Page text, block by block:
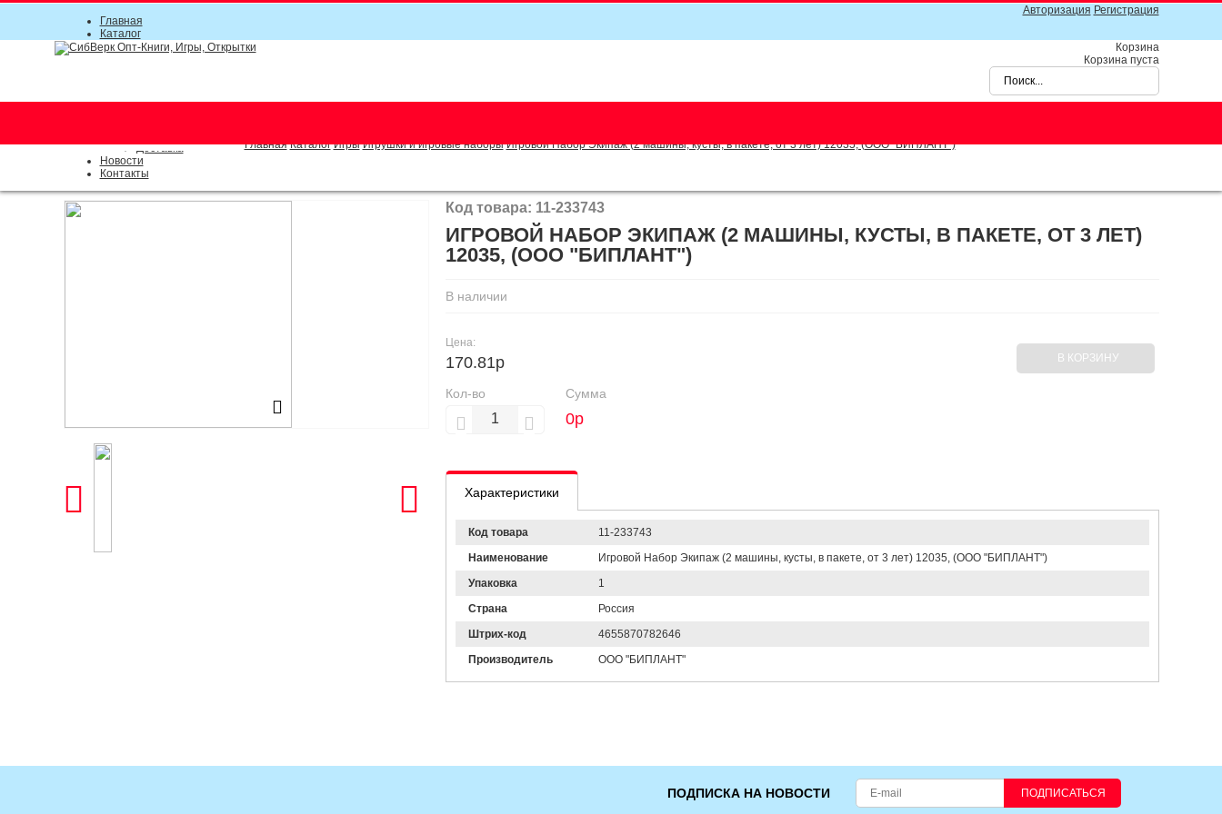
Авторизация Регистрация
Главная
Каталог
Прайс-листы
Доставка
Новости
Контакты
Корзина
Корзина пуста
Главная Каталог Игры Игрушки и игровые наборы Игровой Набор Экипаж (2 машины, кусты, в пакете, от 3 лет) 12035, (ООО "БИПЛАНТ")
Код товара: 11-233743
ИГРОВОЙ НАБОР ЭКИПАЖ (2 МАШИНЫ, КУСТЫ, В ПАКЕТЕ, ОТ 3 ЛЕТ)
12035, (ООО "БИПЛАНТ")
В наличии
Цена:
170.81р
Кол-во Сумма
0р
В КОРЗИНУ
Характеристики
Код товара
11-233743
Наименование
Игровой Набор Экипаж (2 машины, кусты, в пакете, от 3 лет) 12035, (ООО "БИПЛАНТ")
Упаковка
1
Страна
Россия
Штрих-код
4655870782646
Производитель
ООО "БИПЛАНТ"
ПОДПИСКА НА НОВОСТИ ПОДПИСАТЬСЯ